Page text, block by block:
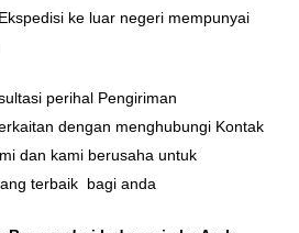
ke luar negeri mempunyai
perihal Pengiriman
dengan menghubungi Kontak
dan kami berusaha untuk
terbaik bagi anda